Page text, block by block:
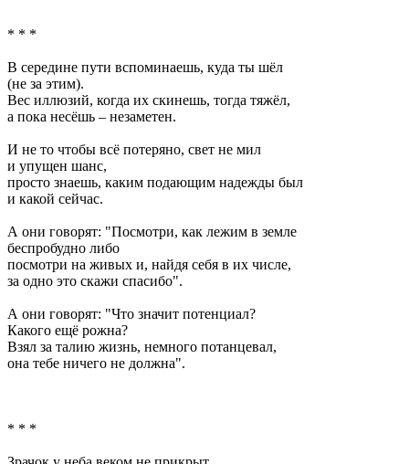
* * *
В середине пути вспоминаешь, куда ты шёл
(не за этим).
Вес иллюзий, когда их скинешь, тогда тяжёл,
а пока несёшь – незаметен.
И не то чтобы всё потеряно, свет не мил
и упущен шанс,
просто знаешь, каким подающим надежды был
и какой сейчас.
А они говорят: "Посмотри, как лежим в земле
беспробудно либо
посмотри на живых и, найдя себя в их числе,
за одно это скажи спасибо".
А они говорят: "Что значит потенциал?
Какого ещё рожна?
Взял за талию жизнь, немного потанцевал,
она тебе ничего не должна".
* * *